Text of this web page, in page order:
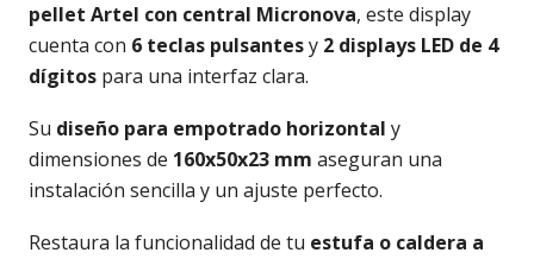
pellet Artel con central Micronova, este display
cuenta con 6 teclas pulsantesy 2 displays LED de 4
dígitos para una interfaz clara.
Su diseño para empotrado horizontal y
dimensiones de 160x50x23 mm aseguran una
instalación sencilla y un ajuste perfecto.
Restaura la funcionalidad de tu estufa o caldera a